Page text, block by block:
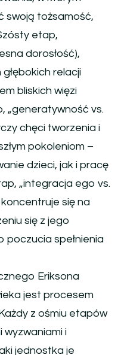
swoją tożsamość,
etap,
dorosłość),
relacji
bliskich więzi
„generatywność vs.
chęci tworzenia i
pokoleniom –
dzieci, jak i pracę
„integracja ego vs.
się na
się z jego
poczucia spełnienia
Eriksona
jest procesem
z ośmiu etapów
wyzwaniami i
jednostka je